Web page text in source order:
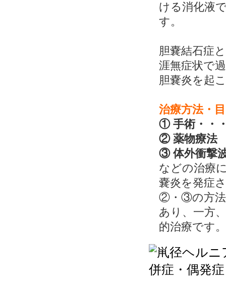
ける消化液
す。
胆嚢結石症
涯無症状で
胆嚢炎を起
治療方法・
① 手術・・
② 薬物療法
③ 体外衝撃
などの治療
嚢炎を発症
②・③の方法
あり、一方
的治療です。